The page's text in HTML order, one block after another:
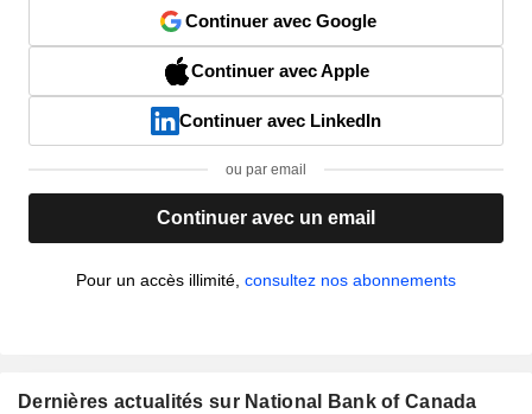
Continuer avec Google
Continuer avec Apple
Continuer avec LinkedIn
ou par email
Continuer avec un email
Pour un accès illimité, consultez nos abonnements
Dernières actualités sur National Bank of Canada